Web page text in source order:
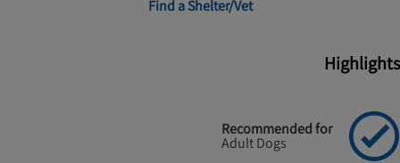
Find a Shelter/Vet
Highlights
Recommended for
Adult Dogs